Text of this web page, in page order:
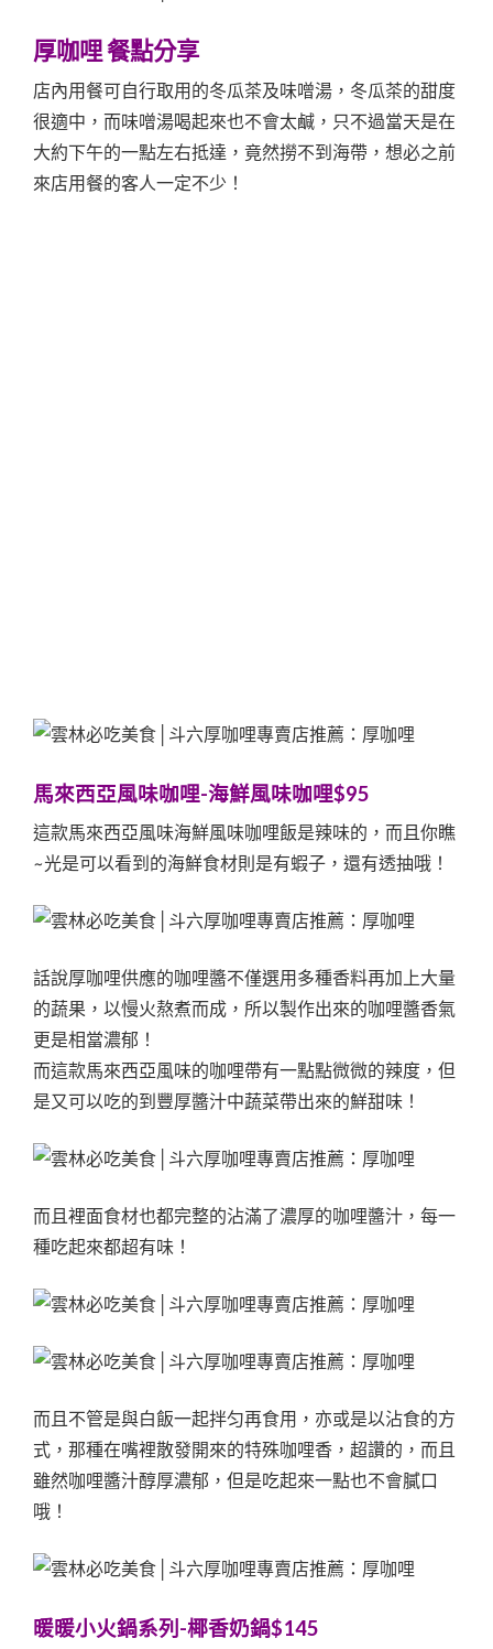
厚咖哩 餐點分享
店內用餐可自行取用的冬瓜茶及味噌湯，冬瓜茶的甜度
很適中，而味噌湯喝起來也不會太鹹，只不過當天是在
大約下午的一點左右抵達，竟然撈不到海帶，想必之前
來店用餐的客人一定不少！
馬來西亞風味咖哩-海鮮風味咖哩$95
這款馬來西亞風味海鮮風味咖哩飯是辣味的，而且你瞧
~光是可以看到的海鮮食材則是有蝦子，還有透抽哦！
話說厚咖哩供應的咖哩醬不僅選用多種香料再加上大量
的蔬果，以慢火熬煮而成，所以製作出來的咖哩醬香氣
更是相當濃郁！
而這款馬來西亞風味的咖哩帶有一點點微微的辣度，但
是又可以吃的到豐厚醬汁中蔬菜帶出來的鮮甜味！
而且裡面食材也都完整的沾滿了濃厚的咖哩醬汁，每一
種吃起來都超有味！
而且不管是與白飯一起拌匀再食用，亦或是以沾食的方
式，那種在嘴裡散發開來的特殊咖哩香，超讚的，而且
雖然咖哩醬汁醇厚濃郁，但是吃起來一點也不會膩口
哦！
暖暖小火鍋系列-椰香奶鍋$145